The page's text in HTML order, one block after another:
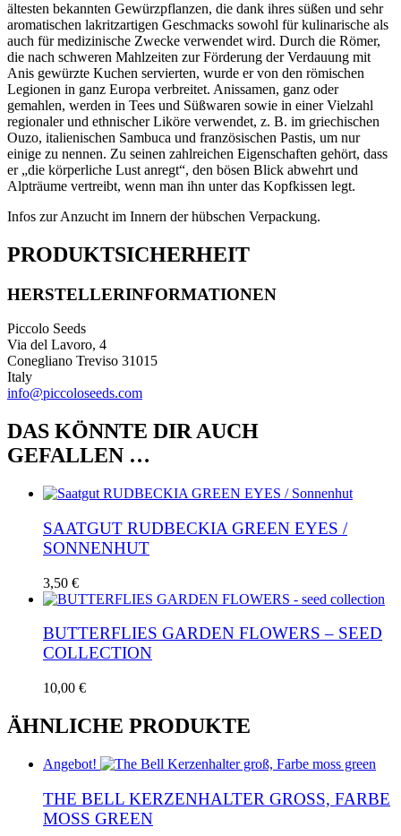
ältesten bekannten Gewürzpflanzen, die dank ihres süßen und sehr
aromatischen lakritzartigen Geschmacks sowohl für kulinarische als
auch für medizinische Zwecke verwendet wird. Durch die Römer,
die nach schweren Mahlzeiten zur Förderung der Verdauung mit
Anis gewürzte Kuchen servierten, wurde er von den römischen
Legionen in ganz Europa verbreitet. Anissamen, ganz oder
gemahlen, werden in Tees und Süßwaren sowie in einer Vielzahl
regionaler und ethnischer Liköre verwendet, z. B. im griechischen
Ouzo, italienischen Sambuca und französischen Pastis, um nur
einige zu nennen. Zu seinen zahlreichen Eigenschaften gehört, dass
er „die körperliche Lust anregt“, den bösen Blick abwehrt und
Alpträume vertreibt, wenn man ihn unter das Kopfkissen legt.
Infos zur Anzucht im Innern der hübschen Verpackung.
PRODUKTSICHERHEIT
HERSTELLERINFORMATIONEN
Piccolo Seeds
Via del Lavoro, 4
Conegliano Treviso 31015
Italy
info@piccoloseeds.com
DAS KÖNNTE DIR AUCH
GEFALLEN …
SAATGUT RUDBECKIA GREEN EYES /
SONNENHUT
3,50 €
BUTTERFLIES GARDEN FLOWERS – SEED
COLLECTION
10,00 €
ÄHNLICHE PRODUKTE
Angebot!
THE BELL KERZENHALTER GROSS, FARBE M
OSS GREEN